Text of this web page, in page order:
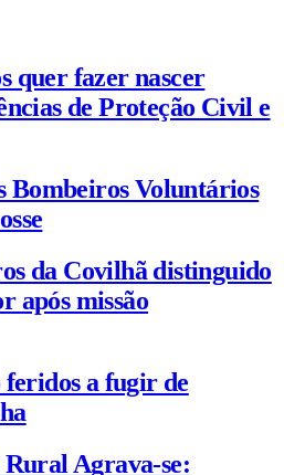
quer fazer nascer
de Proteção Civil e
Bombeiros Voluntários
da Covilhã distinguido
após missão
a fugir de
Agrava-se: